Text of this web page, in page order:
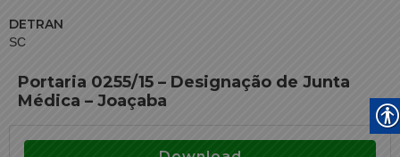
DETRAN
SC
Portaria 0255/15 – Designação de Junta
Médica – Joaçaba